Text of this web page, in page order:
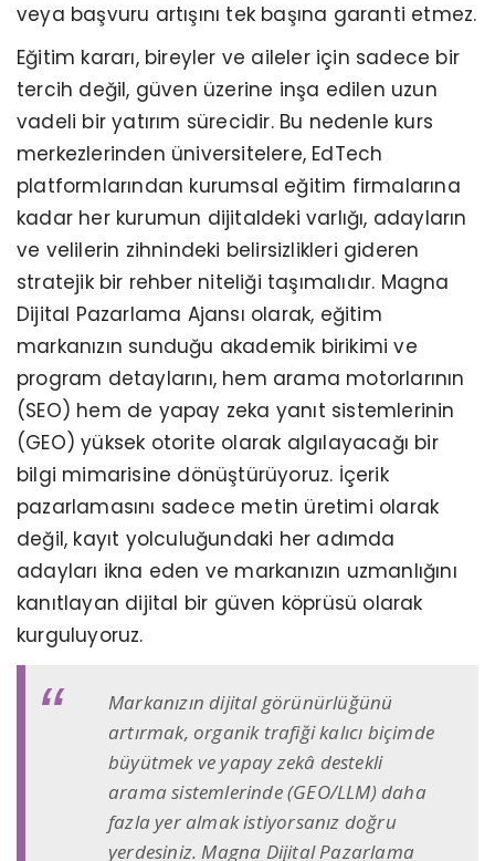
veya başvuru artışını tek başına garanti etmez.
Eğitim kararı, bireyler ve aileler için sadece bir
tercih değil, güven üzerine inşa edilen uzun
vadeli bir yatırım sürecidir. Bu nedenle kurs
merkezlerinden üniversitelere, EdTech
platformlarından kurumsal eğitim firmalarına
kadar her kurumun dijitaldeki varlığı, adayların
ve velilerin zihnindeki belirsizlikleri gideren
stratejik bir rehber niteliği taşımalıdır. Magna
Dijital Pazarlama Ajansı olarak, eğitim
markanızın sunduğu akademik birikimi ve
program detaylarını, hem arama motorlarının
(SEO) hem de yapay zeka yanıt sistemlerinin
(GEO) yüksek otorite olarak algılayacağı bir
bilgi mimarisine dönüştürüyoruz. İçerik
pazarlamasını sadece metin üretimi olarak
değil, kayıt yolculuğundaki her adımda
adayları ikna eden ve markanızın uzmanlığını
kanıtlayan dijital bir güven köprüsü olarak
kurguluyoruz.
Markanızın dijital görünürlüğünü
artırmak, organik trafiği kalıcı biçimde
büyütmek ve yapay zekâ destekli
arama sistemlerinde (GEO/LLM) daha
fazla yer almak istiyorsanız doğru
yerdesiniz. Magna Dijital Pazarlama